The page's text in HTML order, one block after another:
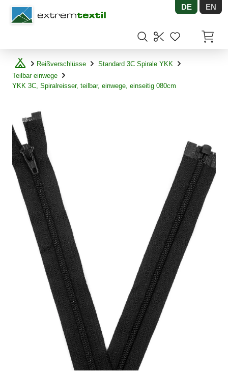
Shopware DE EN
Reißverschlüsse
Standard 3C Spirale YKK
Teilbar einwege
YKK 3C, Spiralreisser, teilbar, einwege, einseitig 080cm